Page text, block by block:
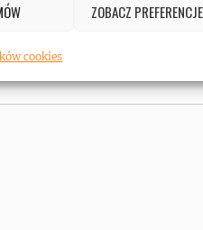
ZOBACZ PREFERENCJE
cookies